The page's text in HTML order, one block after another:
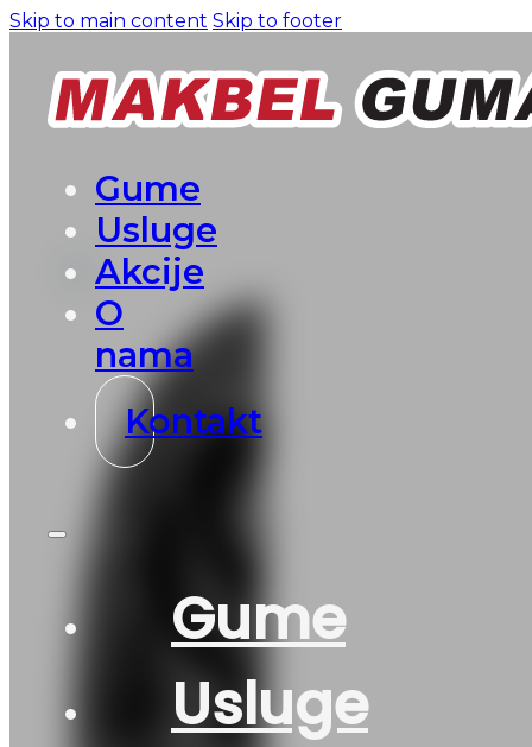
Skip to main content Skip to footer
Gume
Usluge
Akcije
O
nama
Kontakt
Gume
Usluge